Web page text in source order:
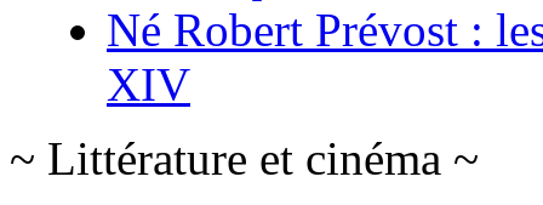
Né Robert Prévost :
XIV
~ Littérature et cinéma ~